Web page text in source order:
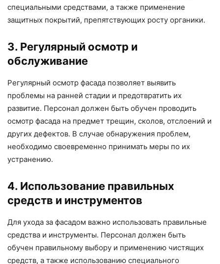
специальными средствами, а также применение
защитных покрытий, препятствующих росту органики.
3. Регулярный осмотр и
обслуживание
Регулярный осмотр фасада позволяет выявить
проблемы на ранней стадии и предотвратить их
развитие. Персонал должен быть обучен проводить
осмотр фасада на предмет трещин, сколов, отслоений и
других дефектов. В случае обнаружения проблем,
необходимо своевременно принимать меры по их
устранению.
4. Использование правильных
средств и инструментов
Для ухода за фасадом важно использовать правильные
средства и инструменты. Персонал должен быть
обучен правильному выбору и применению чистящих
средств, а также использованию специального